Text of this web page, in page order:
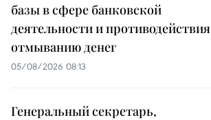
базы в сфере банковской
деятельности и противодействия
отмыванию денег
05/08/2026 08:13
Генеральный секретарь,